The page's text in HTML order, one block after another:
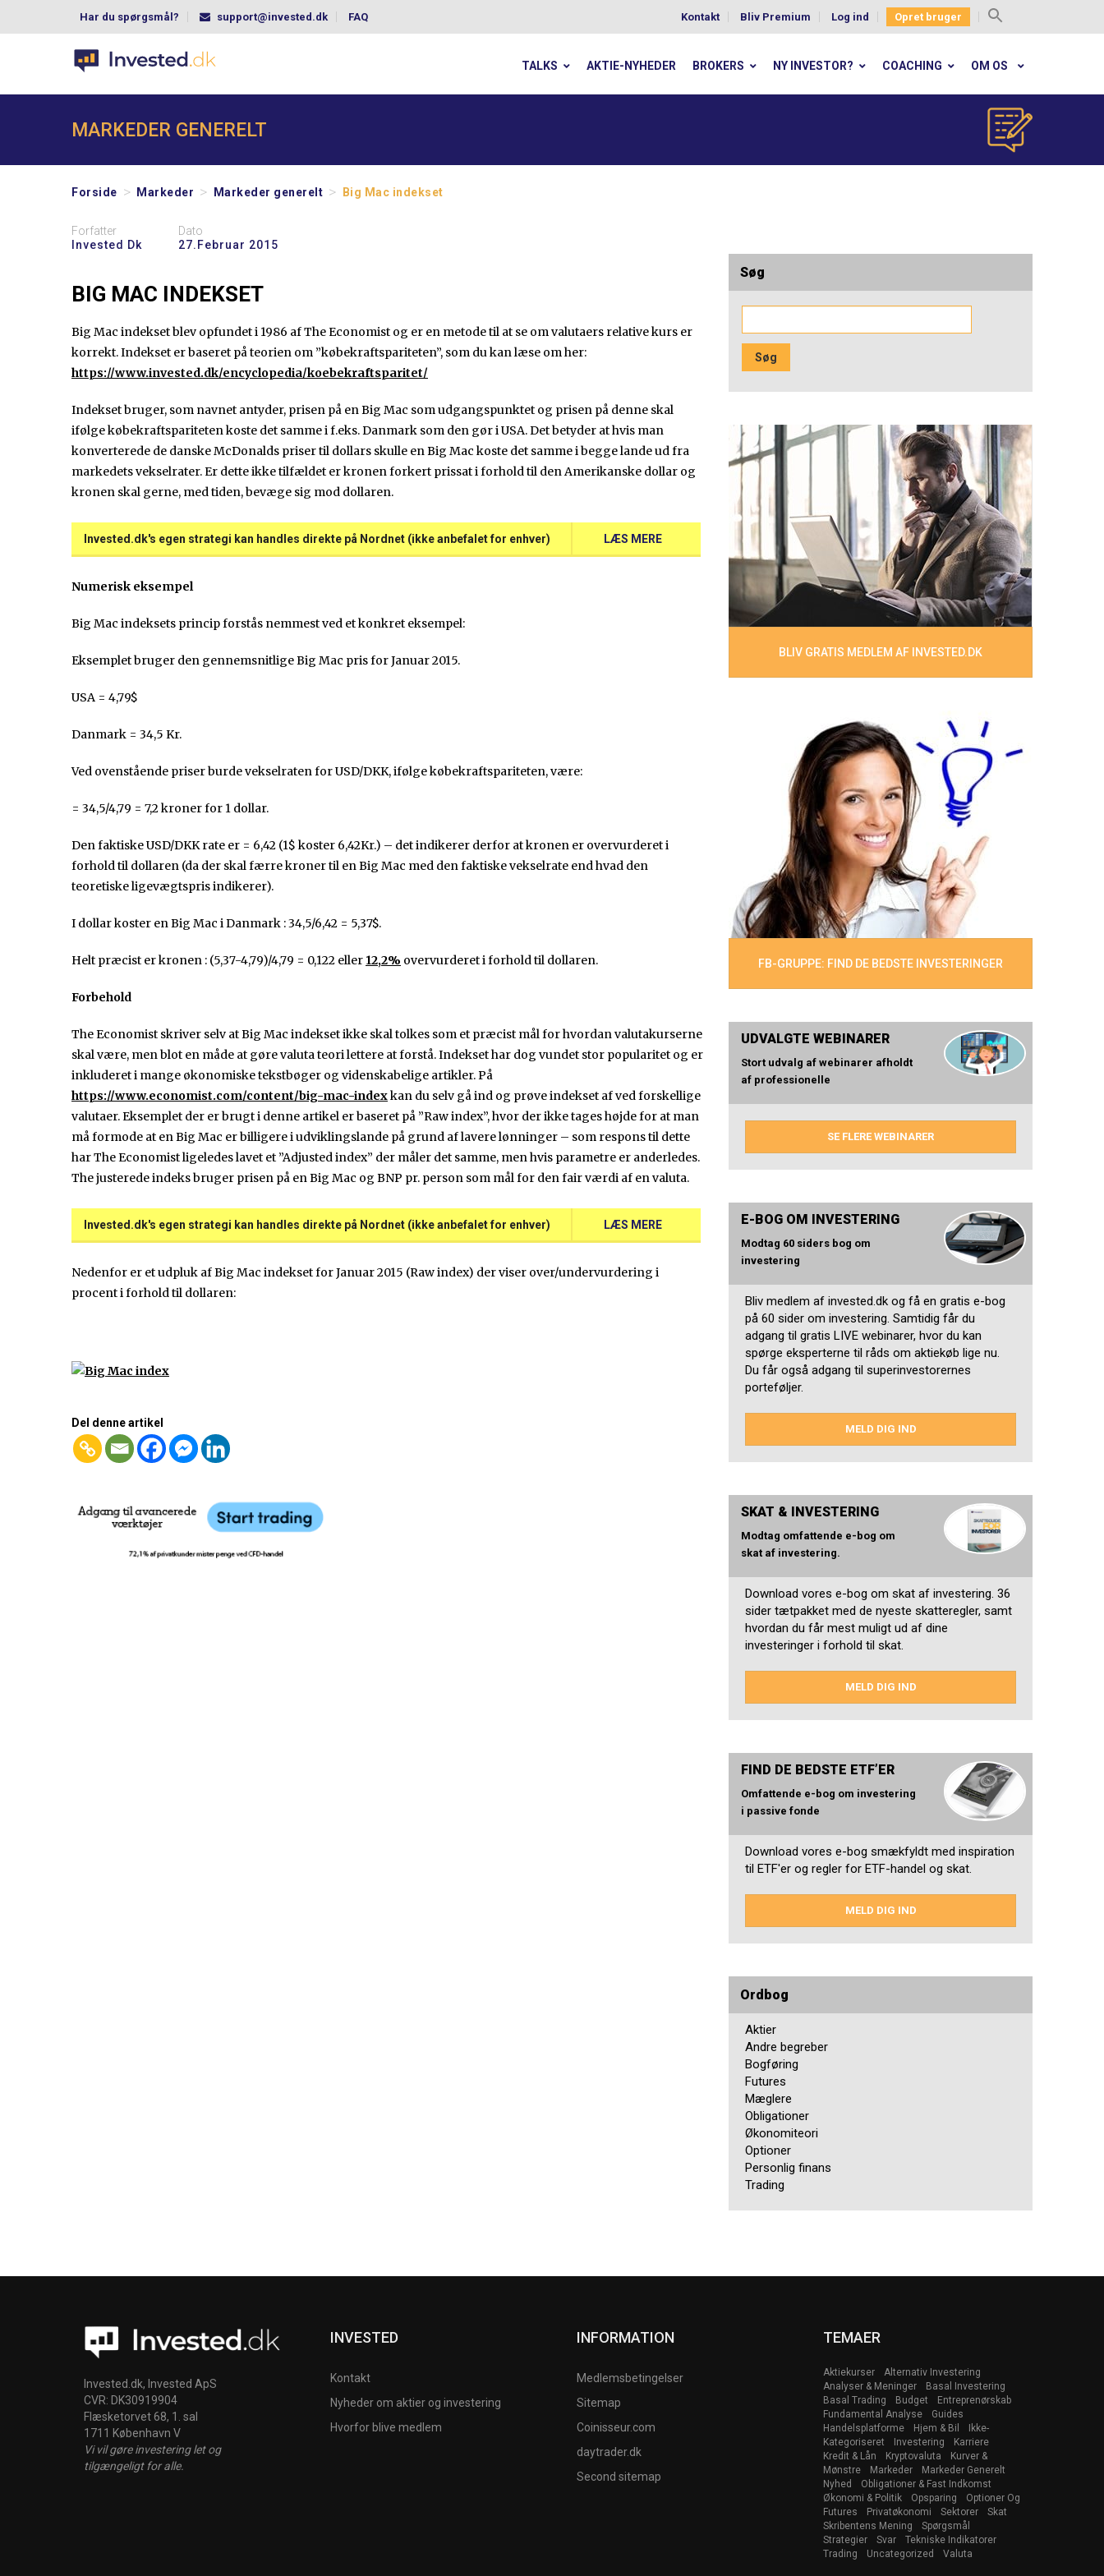
Har du spørgsmål? support@invested.dk FAQ Kontakt Bliv Premium Log ind Opret bruger
TALKS AKTIE-NYHEDER BROKERS NY INVESTOR? COACHING OM OS
MARKEDER GENERELT
Forside > Markeder > Markeder generelt > Big Mac indekset
Forfatter
Invested Dk
Dato
27.februar 2015
BIG MAC INDEKSET
Big Mac indekset blev opfundet i 1986 af The Economist og er en metode til at se om valutaers relative kurs er
korrekt. Indekset er baseret på teorien om ”købekraftspariteten”, som du kan læse om her:
https://www.invested.dk/encyclopedia/koebekraftsparitet/
Indekset bruger, som navnet antyder, prisen på en Big Mac som udgangspunktet og prisen på denne skal
ifølge købekraftspariteten koste det samme i f.eks. Danmark som den gør i USA. Det betyder at hvis man
konverterede de danske McDonalds priser til dollars skulle en Big Mac koste det samme i begge lande ud fra
markedets vekselrater. Er dette ikke tilfældet er kronen forkert prissat i forhold til den Amerikanske dollar og
kronen skal gerne, med tiden, bevæge sig mod dollaren.
Invested.dk's egen strategi kan handles direkte på Nordnet (ikke anbefalet for enhver) LÆS MERE
Numerisk eksempel
Big Mac indeksets princip forstås nemmest ved et konkret eksempel:
Eksemplet bruger den gennemsnitlige Big Mac pris for Januar 2015.
USA = 4,79$
Danmark = 34,5 Kr.
Ved ovenstående priser burde vekselraten for USD/DKK, ifølge købekraftspariteten, være:
= 34,5/4,79 = 7,2 kroner for 1 dollar.
Den faktiske USD/DKK rate er = 6,42 (1$ koster 6,42Kr.) – det indikerer derfor at kronen er overvurderet i
forhold til dollaren (da der skal færre kroner til en Big Mac med den faktiske vekselrate end hvad den
teoretiske ligevægtspris indikerer).
I dollar koster en Big Mac i Danmark : 34,5/6,42 = 5,37$.
Helt præcist er kronen : (5,37-4,79)/4,79 = 0,122 eller 12,2% overvurderet i forhold til dollaren.
Forbehold
The Economist skriver selv at Big Mac indekset ikke skal tolkes som et præcist mål for hvordan valutakurserne
skal være, men blot en måde at gøre valuta teori lettere at forstå. Indekset har dog vundet stor popularitet og er
inkluderet i mange økonomiske tekstbøger og videnskabelige artikler. På
https://www.economist.com/content/big-mac-indexkan du selv gå ind og prøve indekset af ved forskellige
valutaer. Eksemplet der er brugt i denne artikel er baseret på ”Raw index”, hvor der ikke tages højde for at man
må formode at en Big Mac er billigere i udviklingslande på grund af lavere lønninger – som respons til dette
har The Economist ligeledes lavet et ”Adjusted index” der måler det samme, men hvis parametre er anderledes.
The justerede indeks bruger prisen på en Big Mac og BNP pr. person som mål for den fair værdi af en valuta.
Invested.dk's egen strategi kan handles direkte på Nordnet (ikke anbefalet for enhver) LÆS MERE
Nedenfor er et udpluk af Big Mac indekset for Januar 2015 (Raw index) der viser over/undervurdering i
procent i forhold til dollaren:
Del denne artikel
Søg
BLIV GRATIS MEDLEM AF INVESTED.DK
FB-GRUPPE: FIND DE BEDSTE INVESTERINGER
UDVALGTE WEBINARER
Stort udvalg af webinarer afholdt
af professionelle
SE FLERE WEBINARER
E-BOG OM INVESTERING
Modtag 60 siders bog om
investering
Bliv medlem af invested.dk og få en gratis e-bog
på 60 sider om investering. Samtidig får du
adgang til gratis LIVE webinarer, hvor du kan
spørge eksperterne til råds om aktiekøb lige nu.
Du får også adgang til superinvestorernes
porteføljer.
MELD DIG IND
SKAT & INVESTERING
Modtag omfattende e-bog om
skat af investering.
Download vores e-bog om skat af investering. 36
sider tætpakket med de nyeste skatteregler, samt
hvordan du får mest muligt ud af dine
investeringer i forhold til skat.
MELD DIG IND
FIND DE BEDSTE ETF’ER
Omfattende e-bog om investering
i passive fonde
Download vores e-bog smækfyldt med inspiration
til ETF'er og regler for ETF-handel og skat.
MELD DIG IND
Ordbog
Aktier
Andre begreber
Bogføring
Futures
Mæglere
Obligationer
Økonomiteori
Optioner
Personlig finans
Trading
Invested.dk, Invested ApS
CVR: DK30919904
Flæsketorvet 68, 1. sal
1711 København V
Vi vil gøre investering let og
tilgængeligt for alle.
INVESTED
Kontakt
Nyheder om aktier og investering
Hvorfor blive medlem
INFORMATION
Medlemsbetingelser
Sitemap
Coinisseur.com
daytrader.dk
Second sitemap
TEMAER
Aktiekurser
Alternativ Investering
Analyser & Meninger
Basal Investering
Basal Trading
Budget
Entreprenørskab
Fundamental Analyse
Guides
Handelsplatforme
Hjem & Bil
Ikke-
Kategoriseret
Investering
Karriere
Kredit & Lån
Kryptovaluta
Kurver &
Mønstre
Markeder
Markeder Generelt
Nyhed
Obligationer & Fast Indkomst
Økonomi & Politik
Opsparing
Optioner Og
Futures
Privatøkonomi Sektorer
Skat
Skribentens Mening
Spørgsmål
Strategier
Svar
Tekniske Indikatorer
Trading
Uncategorized Valuta